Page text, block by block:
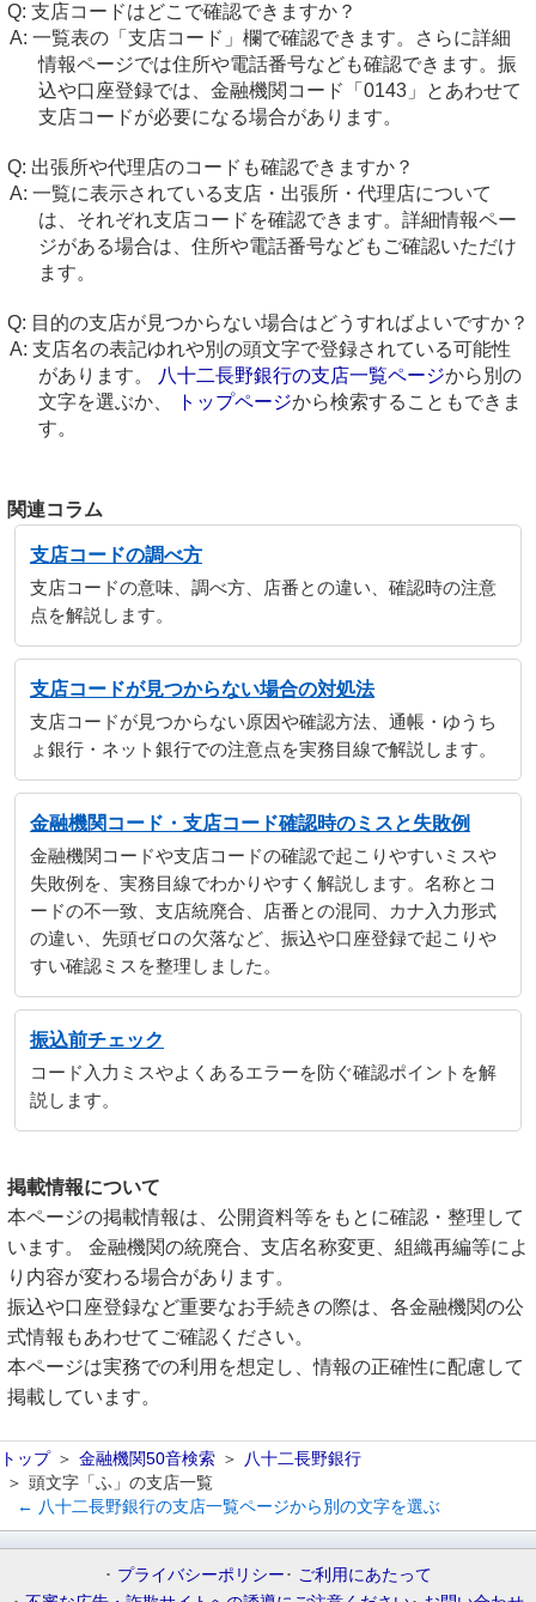
支店コードはどこで確認できますか？
一覧表の「支店コード」欄で確認できます。さらに詳細
情報ページでは住所や電話番号なども確認できます。振
込や口座登録では、金融機関コード「0143」とあわせて
支店コードが必要になる場合があります。
出張所や代理店のコードも確認できますか？
一覧に表示されている支店・出張所・代理店について
は、それぞれ支店コードを確認できます。詳細情報ペー
ジがある場合は、住所や電話番号などもご確認いただけ
ます。
目的の支店が見つからない場合はどうすればよいですか？
支店名の表記ゆれや別の頭文字で登録されている可能性
があります。
八十二長野銀行の支店一覧ページから別の
文字を選ぶか、
トップページから検索することもできま
す。
関連コラム
支店コードの調べ方
支店コードの意味、調べ方、店番との違い、確認時の注意
点を解説します。
支店コードが見つからない場合の対処法
支店コードが見つからない原因や確認方法、通帳・ゆうち
ょ銀行・ネット銀行での注意点を実務目線で解説します。
金融機関コード・支店コード確認時のミスと失敗例
金融機関コードや支店コードの確認で起こりやすいミスや
失敗例を、実務目線でわかりやすく解説します。名称とコ
ードの不一致、支店統廃合、店番との混同、カナ入力形式
の違い、先頭ゼロの欠落など、振込や口座登録で起こりや
すい確認ミスを整理しました。
振込前チェック
コード入力ミスやよくあるエラーを防ぐ確認ポイントを解
説します。
掲載情報について
本ページの掲載情報は、公開資料等をもとに確認・整理して
います。 金融機関の統廃合、支店名称変更、組織再編等によ
り内容が変わる場合があります。
振込や口座登録など重要なお手続きの際は、各金融機関の公
式情報もあわせてご確認ください。
本ページは実務での利用を想定し、情報の正確性に配慮して
掲載しています。
トップ 金融機関50音検索
八十二長野銀行
頭文字「ふ」の支店一覧
← 八十二長野銀行の支店一覧ページから別の文字を選ぶ
プライバシーポリシー
ご利用にあたって